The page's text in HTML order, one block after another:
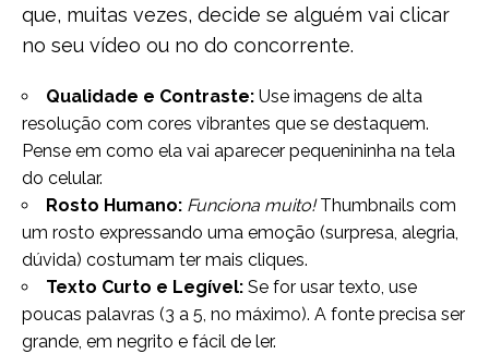
que, muitas vezes, decide se alguém vai clicar
no seu vídeo ou no do concorrente.
Qualidade e Contraste: Use imagens de alta
resolução com cores vibrantes que se destaquem.
Pense em como ela vai aparecer pequenininha na tela
do celular.
Rosto Humano: Funciona muito!Thumbnails com
um rosto expressando uma emoção (surpresa, alegria,
dúvida) costumam ter mais cliques.
Texto Curto e Legível: Se for usar texto, use
poucas palavras (3 a 5, no máximo). A fonte precisa ser
grande, em negrito e fácil de ler.